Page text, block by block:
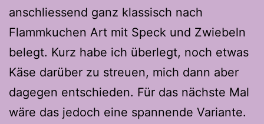
anschliessend ganz klassisch nach
Flammkuchen Art mit Speck und Zwiebeln
belegt. Kurz habe ich überlegt, noch etwas
Käse darüber zu streuen, mich dann aber
dagegen entschieden. Für das nächste Mal
wäre das jedoch eine spannende Variante.